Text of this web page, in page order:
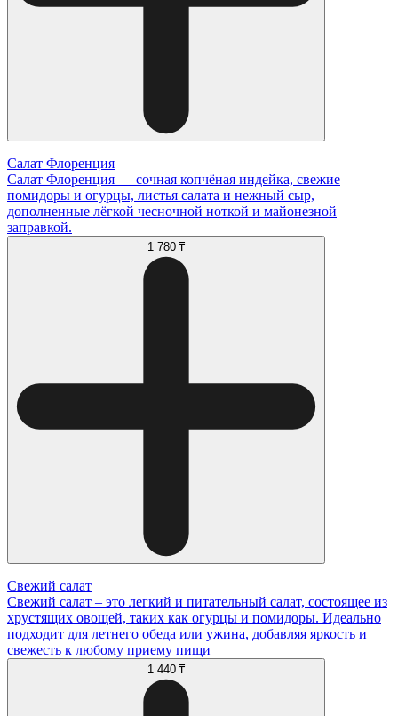
Салат Флоренция
Салат Флоренция — сочная копчёная индейка, свежие
помидоры и огурцы, листья салата и нежный сыр,
дополненные лёгкой чесночной ноткой и майонезной
заправкой.
1 780 ₸
Свежий салат
Свежий салат – это легкий и питательный салат, состоящее из
хрустящих овощей, таких как огурцы и помидоры. Идеально
подходит для летнего обеда или ужина, добавляя яркость и
свежесть к любому приему пищи
1 440 ₸